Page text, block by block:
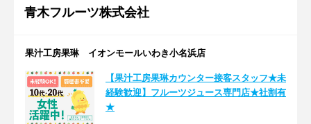
青木フルーツ株式会社
果汁工房果琳 イオンモールいわき小名浜店
【果汁工房果琳カウンター接客スタッフ★未
経験歓迎】フルーツジュース専門店★社割有
★